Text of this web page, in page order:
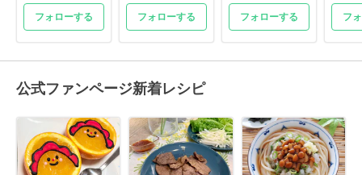
フォローする フォローする フォローする フ
公式ファンページ新着レシピ